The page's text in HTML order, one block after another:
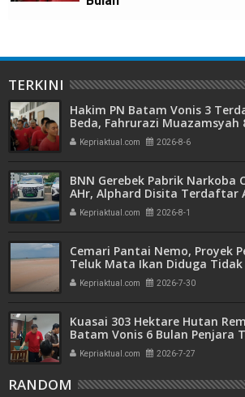
TERKINI
Hakim PN Batam Vonis 3
Beda, Fahrurazi Muazamsyah
Azzurah dan Risma Divonis 2
Kepriaktual.com 2026-8-6
BNN Gerebek Pabrik Narkoba
AHr, Alphard Disita Terdaftar
Mitra Usaha Properti
Kepriaktual.com 2026-8-1
Cemari Pantai Nemo, Proyek
Teluk Mata Ikan Diduga
Amdal
Kepriaktual.com 2026-7-30
Kuasai 303 Hektare Hutan
Batam Vonis 6 Bulan Penjara
Kepriaktual.com 2026-7-27
RANDOM